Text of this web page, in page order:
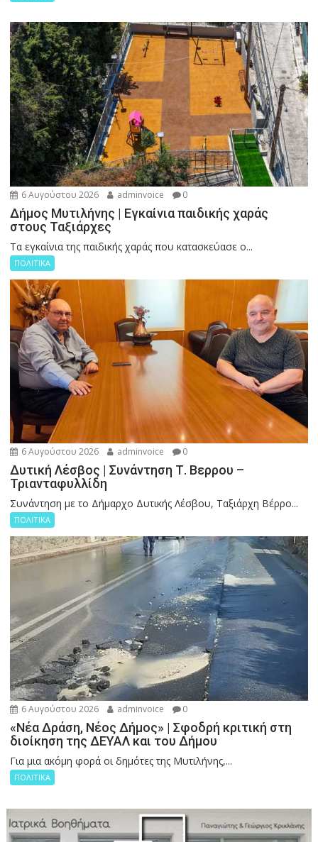
6 Αυγούστου 2026 adminvoice 0
Δήμος Μυτιλήνης | Εγκαίνια παιδικής χαράς
στους Ταξιάρχες
Tα εγκαίνια της παιδικής χαράς που κατασκεύασε ο...
ΠΟΛΙΤΙΚΑ
6 Αυγούστου 2026 adminvoice 0
Δυτική Λέσβος | Συνάντηση Τ. Βερρου –
Τριανταφυλλίδη
Συνάντηση με το Δήμαρχο Δυτικής Λέσβου, Ταξιάρχη Βέρρο...
ΠΟΛΙΤΙΚΑ
6 Αυγούστου 2026 adminvoice 0
«Νέα Δράση, Νέος Δήμος» | Σφοδρή κριτική στη
διοίκηση της ΔΕΥΑΛ και του Δήμου
Για μια ακόμη φορά οι δημότες της Μυτιλήνης,...
ΠΟΛΙΤΙΚΑ